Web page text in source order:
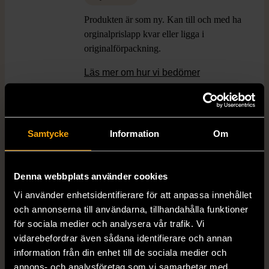
Samtycke Information Om
Denna webbplats använder cookies
Vi använder enhetsidentifierare för att anpassa innehållet
och annonserna till användarna, tillhandahålla funktioner
för sociala medier och analysera vår trafik. Vi
vidarebefordrar även sådana identifierare och annan
information från din enhet till de sociala medier och
annons- och analysföretag som vi samarbetar med.
Produkten är som ny. Kan till och med ha
orginalprislapp kvar eller ligga i
originalförpackning.
Läs mer om hur vi bedömer
Plankor: Bredd: ca 20cm, Längd: ca
32cm / Skålar: Höjd: ca 3.5cm,
Diameter: ca 7.5cm
Material
Varumärke Sybaril